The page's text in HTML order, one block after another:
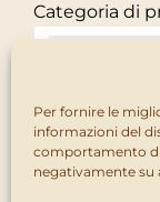
Per fornire le
informazioni del
comportamento
negativamente su
Categoria di
Stai cercando
soluzione
ECO